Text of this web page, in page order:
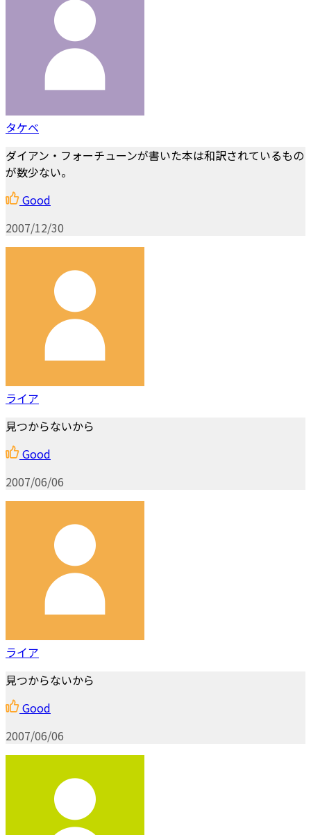
タケベ
ダイアン・フォーチューンが書いた本は和訳されているもの
が数少ない。
Good
2007/12/30
ライア
見つからないから
Good
2007/06/06
ライア
見つからないから
Good
2007/06/06